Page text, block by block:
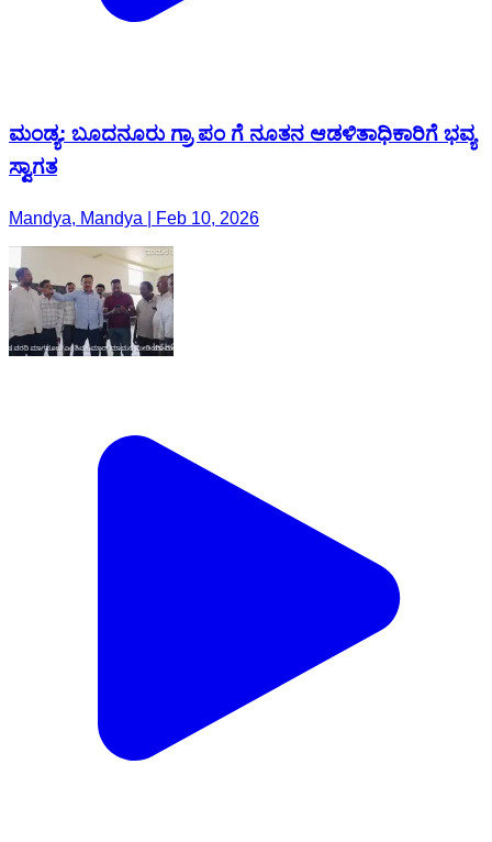
ಮಂಡ್ಯ: ಬೂದನೂರು ಗ್ರಾ ಪಂ ಗೆ ನೂತನ ಆಡಳಿತಾಧಿಕಾರಿಗೆ ಭವ್ಯ
ಸ್ವಾಗತ
Mandya, Mandya | Feb 10, 2026